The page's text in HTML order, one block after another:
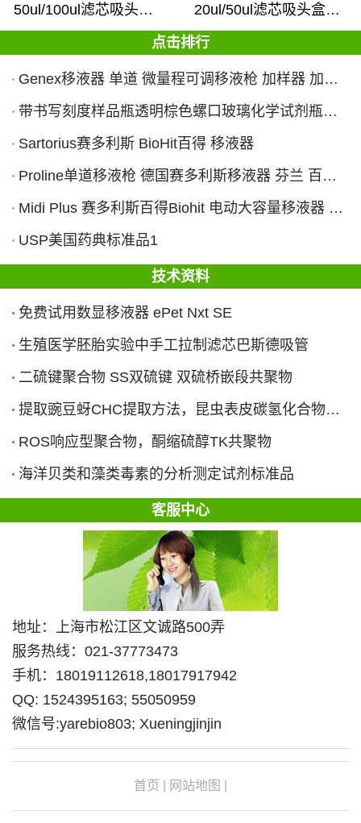
50ul/100ul滤芯吸头盒装 20ul/50ul滤芯吸头盒装 9
点击排行
Genex移液器 单道 微量程可调移液枪 加样器 加样枪 取样器
带书写刻度样品瓶透明棕色螺口玻璃化学试剂瓶子硅胶PTFE四氟垫片
Sartorius赛多利斯 BioHit百得 移液器
Proline单道移液枪 德国赛多利斯移液器 芬兰 百得加样枪 8道12道
Midi Plus 赛多利斯百得Biohit 电动大容量移液器 移液管助吸器
USP美国药典标准品1
技术资料
免费试用数显移液器 ePet Nxt SE
生殖医学胚胎实验中手工拉制滤芯巴斯德吸管
二硫键聚合物 SS双硫键 双硫桥嵌段共聚物
提取豌豆蚜CHC提取方法，昆虫表皮碳氢化合物（Cuticular hydrocarbon）
ROS响应型聚合物，酮缩硫醇TK共聚物
海洋贝类和藻类毒素的分析测定试剂标准品
客服中心
地址：上海市松江区文诚路500弄
服务热线：021-37773473
手机：18019112618,18017917942
QQ: 1524395163; 55050959
微信号:yarebio803; Xueningjinjin
首页 网站地图